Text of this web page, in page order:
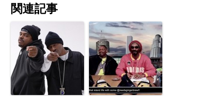
関連記事